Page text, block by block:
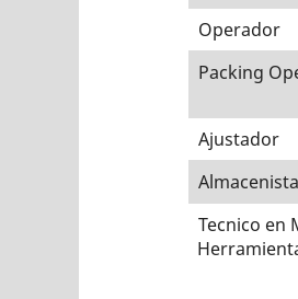
Operador
Packing
Ajustador
Tecnico en